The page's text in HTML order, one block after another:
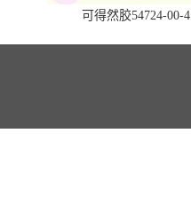
可得然胶54724-00-4